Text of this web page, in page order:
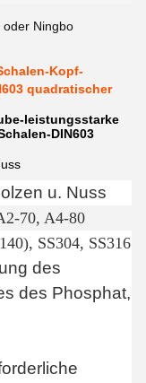
oder Ningbo
Kopf-
quadratischer
leistungsstarke
DIN603
u. Nuss
70, A4-80
SS304, SS316
des
des Phosphat,